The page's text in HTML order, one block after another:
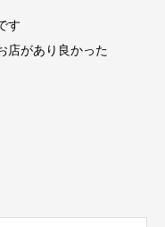
す
店があり良かった